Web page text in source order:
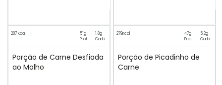
287 Kcal
51g
Prot.
1,8g
Carb.
Porção de Carne Desfiada
ao Molho
279Kcal
47g
Prot.
5,2g
Carb.
Porção de Picadinho de
Carne